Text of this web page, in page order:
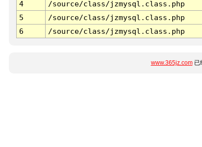
4
/source/class/jzmysql.class.php
5
/source/class/jzmysql.class.php
6
/source/class/jzmysql.class.php
www.365jz.com已